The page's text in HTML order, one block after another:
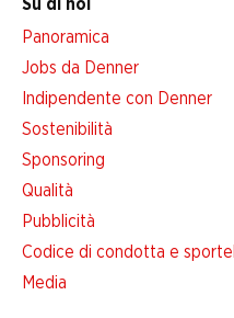
Su di noi
Panoramica
Jobs da Denner
Indipendente con Denner
Sostenibilità
Sponsoring
Qualità
Pubblicità
Codice di condotta e
Media